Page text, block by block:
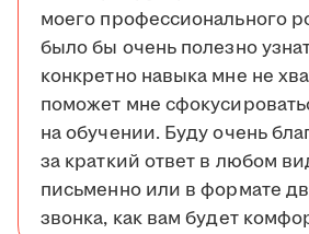
моего профессионального
было бы очень полезно
конкретно навыка мне не
поможет мне
на обучении. Буду очень
за краткий ответ в любом
письменно или в формате
звонка, как вам будет